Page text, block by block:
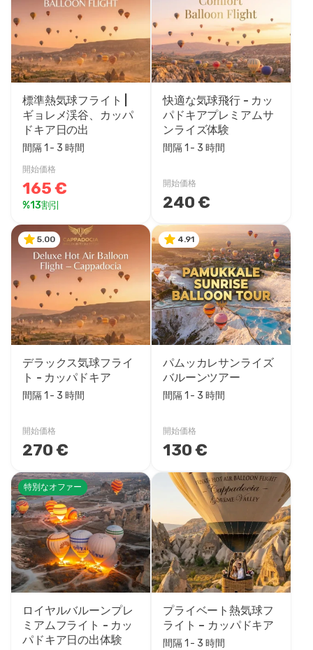
標準熱気球フライト |
ギョレメ渓谷、カッパ
ドキア日の出
間隔 1 - 3 時間
開始価格
165 €
%13割引
快適な気球飛行 - カッ
パドキアプレミアムサ
ンライズ体験
間隔 1 - 3 時間
開始価格
240 €
5.00
デラックス気球フライ
ト - カッパドキア
間隔 1 - 3 時間
開始価格
270 €
4.91
パムッカレサンライズ
バルーンツアー
間隔 1 - 3 時間
開始価格
130 €
特別なオファー
ロイヤルバルーンプレ
ミアムフライト - カッ
パドキア日の出体験
プライベート熱気球フ
ライト – カッパドキア
間隔 1 - 3 時間